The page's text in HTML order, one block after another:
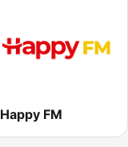
Happy FM